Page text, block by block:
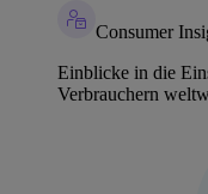
Consumer
Einblicke in die
Verbrauchern